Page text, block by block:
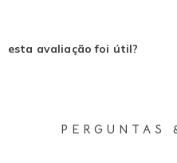
esta avaliação foi útil?
PERGUNTAS